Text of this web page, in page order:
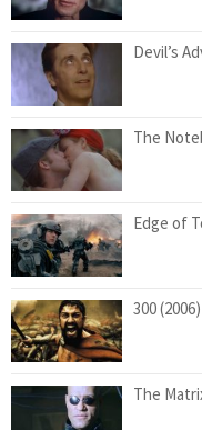
Devil’s
The
Edge of
300 (2006)
The